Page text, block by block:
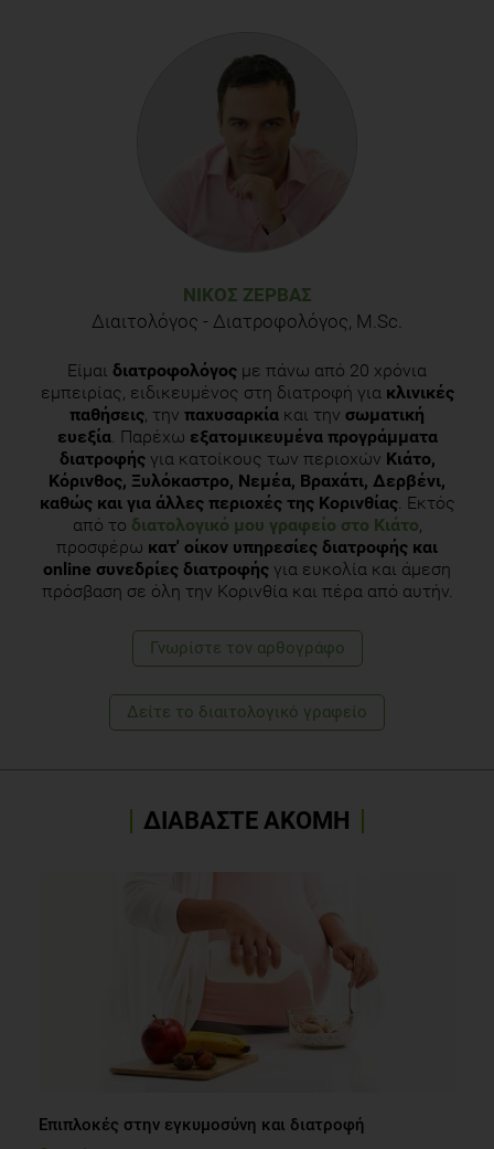
ΝΊΚΟΣ ΖΈΡΒΑΣ
Διαιτολόγος - Διατροφολόγος, M.Sc.
Είμαι διατροφολόγος με πάνω από 20 χρόνια
εμπειρίας, ειδικευμένος στη διατροφή γιακλινικές
παθήσεις, την παχυσαρκία και την σωματική
ευεξία. Παρέχω εξατομικευμένα προγράμματα
διατροφήςγια κατοίκους των περιοχών Κιάτο,
Κόρινθος, Ξυλόκαστρο, Νεμέα, Βραχάτι, Δερβένι,
καθώς και για άλλες περιοχές της Κορινθίας. Εκτός
από το διατολογικό μου γραφείο στο Κιάτο,
προσφέρω κατ' οίκον υπηρεσίες διατροφής και
online συνεδρίες διατροφής για ευκολία και άμεση
πρόσβαση σε όλη την Κορινθία και πέρα από αυτήν.
Γνωρίστε τoν αρθογράφο
Δείτε το διαιτολογικό γραφείο
ΔΙΑΒΑΣΤΕ ΑΚΟΜΗ
Επιπλοκές στην εγκυμοσύνη και διατροφή